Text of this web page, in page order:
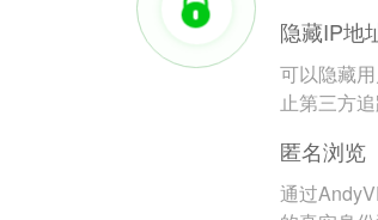
隐藏IP地
可以隐藏
止第三方
匿名浏览
通过